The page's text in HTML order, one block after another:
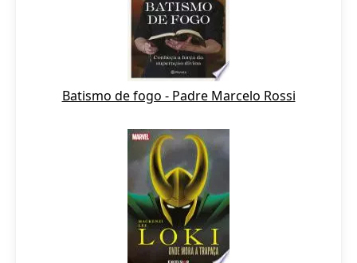
Batismo de fogo - Padre Marcelo Rossi